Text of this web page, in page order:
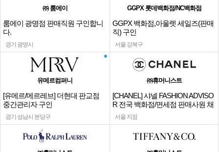
㈜ 룸에이
룸에이 광명점 판매직원 구인합니
다.
경기 광명시
GGPX 롯데백화점/NC백화점
GGPX 백화점,아울렛 세일즈(판매
직) 구인
서울 강북구
유메르컴퍼니
[유메르/메르레브] 더현대 판교점
중간관리자 구인
경기 성남시 분당구
㈜휴머니스트
[CHANEL] 샤넬 FASHION ADVISO
R 전국 백화점/면세점 판매사원 채
용
서울 지점